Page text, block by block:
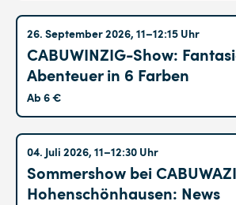
26. September 2026, 11–12:15 Uhr
CABUWINZIG-Show:
Abenteuer in 6 Farben
Ab 6 €
04. Juli 2026, 11–12:30 Uhr
Sommershow bei CABUWAZI
Hohenschönhausen: News